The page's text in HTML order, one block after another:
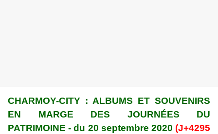
CHARMOY-CITY : ALBUMS ET SOUVENIRS
EN MARGE DES JOURNÉES DU
PATRIMOINE - du 20 septembre 2020 (J+4295